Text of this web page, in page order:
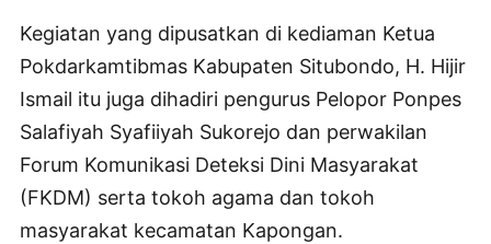
Kegiatan yang dipusatkan di kediaman Ketua
Pokdarkamtibmas Kabupaten Situbondo, H. Hijir
Ismail itu juga dihadiri pengurus Pelopor Ponpes
Salafiyah Syafiiyah Sukorejo dan perwakilan
Forum Komunikasi Deteksi Dini Masyarakat
(FKDM) serta tokoh agama dan tokoh
masyarakat kecamatan Kapongan.